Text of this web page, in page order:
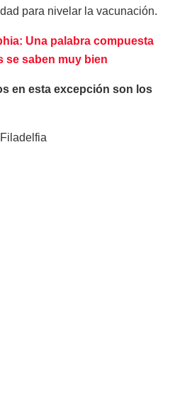
para nivelar la vacunación.
Una palabra compuesta
se saben muy bien
en esta excepción son los